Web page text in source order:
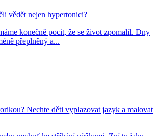
vědět nejen hypertonici?
konečně pocit, že se život zpomalil. Dny
přeplněný a...
Nechte děti vyplazovat jazyk a malovat